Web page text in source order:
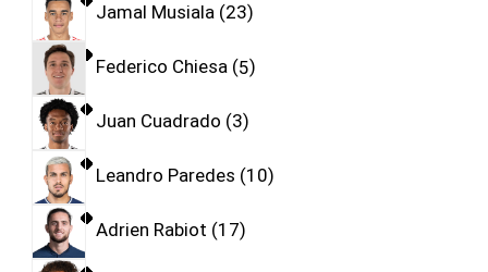
Jamal Musiala 23
Federico Chiesa 5
Juan Cuadrado 3
Leandro Paredes 10
Adrien Rabiot 17